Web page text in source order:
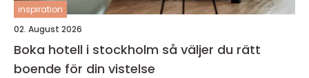
inspiration
02. August 2026
Boka hotell i stockholm så väljer du rätt
boende för din vistelse